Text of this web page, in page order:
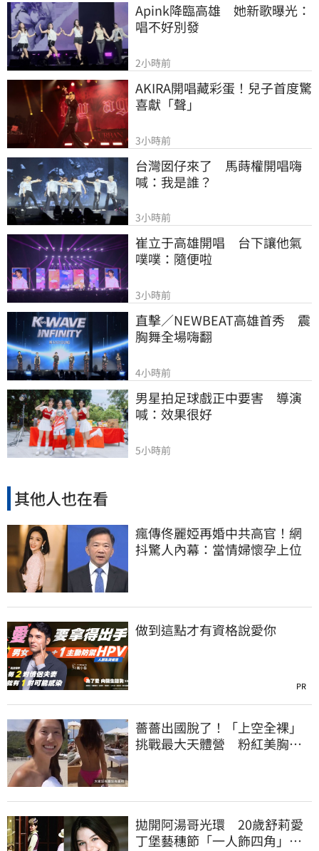
Apink降臨高雄　她新歌曝光：
唱不好別發
2小時前
AKIRA開唱藏彩蛋！兒子首度驚
喜獻「聲」
3小時前
台灣囡仔來了　馬蒔權開唱嗨
喊：我是誰？
3小時前
崔立于高雄開唱　台下讓他氣
噗噗：隨便啦
3小時前
直擊／NEWBEAT高雄首秀　震
胸舞全場嗨翻
4小時前
男星拍足球戲正中要害　導演
喊：效果很好
5小時前
其他人也在看
瘋傳佟麗婭再婚中共高官！網
抖驚人內幕：當情婦懷孕上位
做到這點才有資格說愛你
PR
薔薔出國脫了！「上空全裸」
挑戰最大天體營 粉紅美胸被
拋開阿湯哥光環 20歲舒莉愛
丁堡藝穗節「一人飾四角」驚